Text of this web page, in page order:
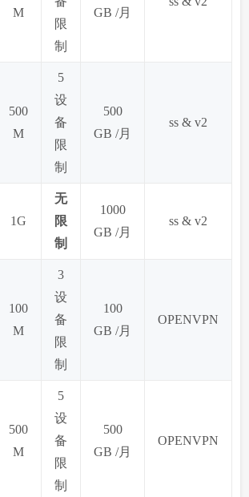
M
限
制
GB /月
500
M
5
设
备
限
制
500
GB /月
ss & v2
1G
无
限
制
1000
GB /月
ss & v2
100
M
3
设
备
限
制
100
GB /月
OPENVPN
500
M
5
设
备
限
制
500
GB /月
OPENVPN